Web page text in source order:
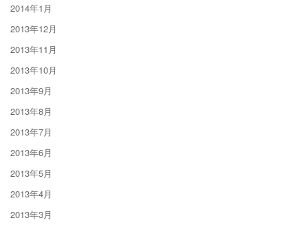
2014年1月
2013年12月
2013年11月
2013年10月
2013年9月
2013年8月
2013年7月
2013年6月
2013年5月
2013年4月
2013年3月